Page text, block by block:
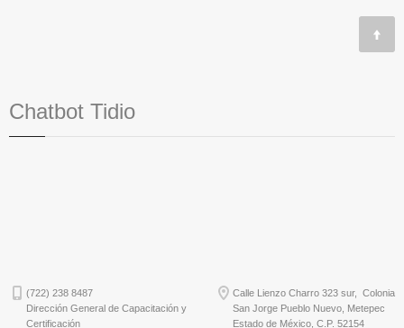
Chatbot Tidio
(722) 238 8487
Dirección General de Capacitación y
Certificación
Calle Lienzo Charro 323 sur, Colonia
San Jorge Pueblo Nuevo, Metepec
Estado de México, C.P. 52154